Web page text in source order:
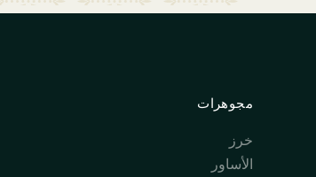
مجوهرات
خرز
الأساور